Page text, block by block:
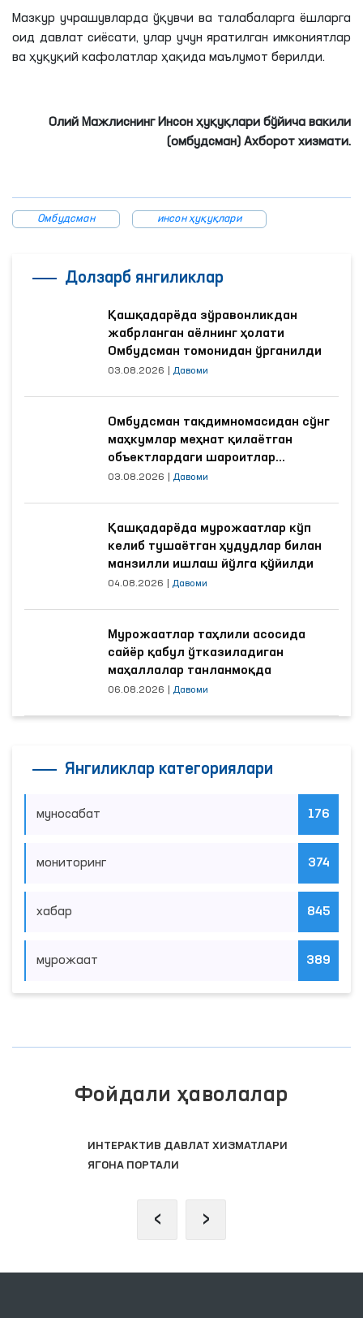
Мазкур учрашувларда ўқувчи ва талабаларга ёшларга
оид давлат сиёсати, улар учун яратилган имкониятлар
ва ҳуқуқий кафолатлар ҳақида маълумот берилди.
Олий Мажлиснинг Инсон ҳуқуқлари бўйича вакили
(омбудсман) Ахборот хизмати.
Омбудсман инсон ҳуқуқлари
Долзарб янгиликлар
Қашқадарёда зўравонликдан
жабрланган аёлнинг ҳолати
Омбудсман томонидан ўрганилди
03.08.2026 Давоми
Омбудсман тақдимномасидан сўнг
маҳкумлар меҳнат қилаётган
объектлардаги шароитлар
яхшиланди
03.08.2026 Давоми
Қашқадарёда мурожаатлар кўп
келиб тушаётган ҳудудлар билан
манзилли ишлаш йўлга қўйилди
04.08.2026 Давоми
Мурожаатлар таҳлили асосида
сайёр қабул ўтказиладиган
маҳаллалар танланмоқда
06.08.2026 Давоми
Янгиликлар категориялари
муносабат 176
мониторинг 374
хабар 845
мурожаат 389
Фойдали ҳаволалар
ИНТЕРАКТИВ ДАВЛАТ ХИЗМАТЛАРИ
ЯГОНА ПОРТАЛИ
‹ ›